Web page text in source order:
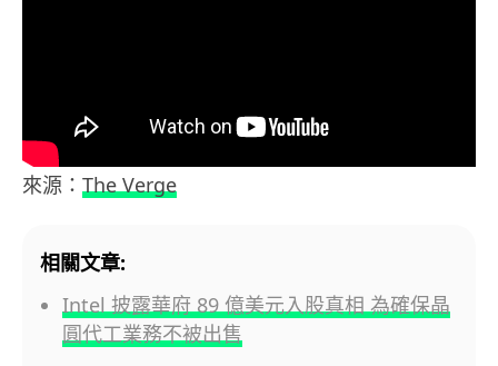
來源： The Verge
相關文章:
Intel 披露華府 89 億美元入股真相 為確保晶
圓代工業務不被出售